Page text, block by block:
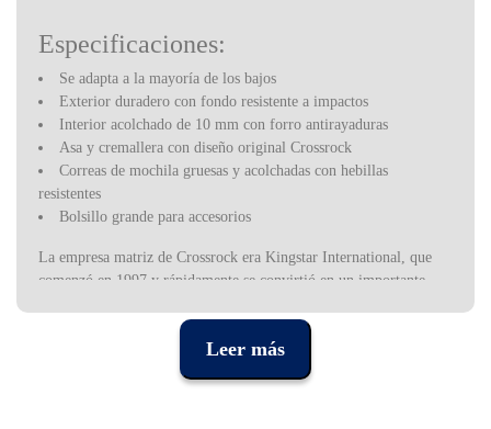
Especificaciones:
Se adapta a la mayoría de los bajos
Exterior duradero con fondo resistente a impactos
Interior acolchado de 10 mm con forro antirayaduras
Asa y cremallera con diseño original Crossrock
Correas de mochila gruesas y acolchadas con hebillas
resistentes
Bolsillo grande para accesorios
La empresa matriz de Crossrock era Kingstar International, que
comenzó en 1997 y rápidamente se convirtió en un importante
conocidas de estuches y bolsas para instrumentos
musicales. Trabajar con diseñadores de productos líderes y
empresas internacionales que exigían la mejor artesanía disponible
Leer más